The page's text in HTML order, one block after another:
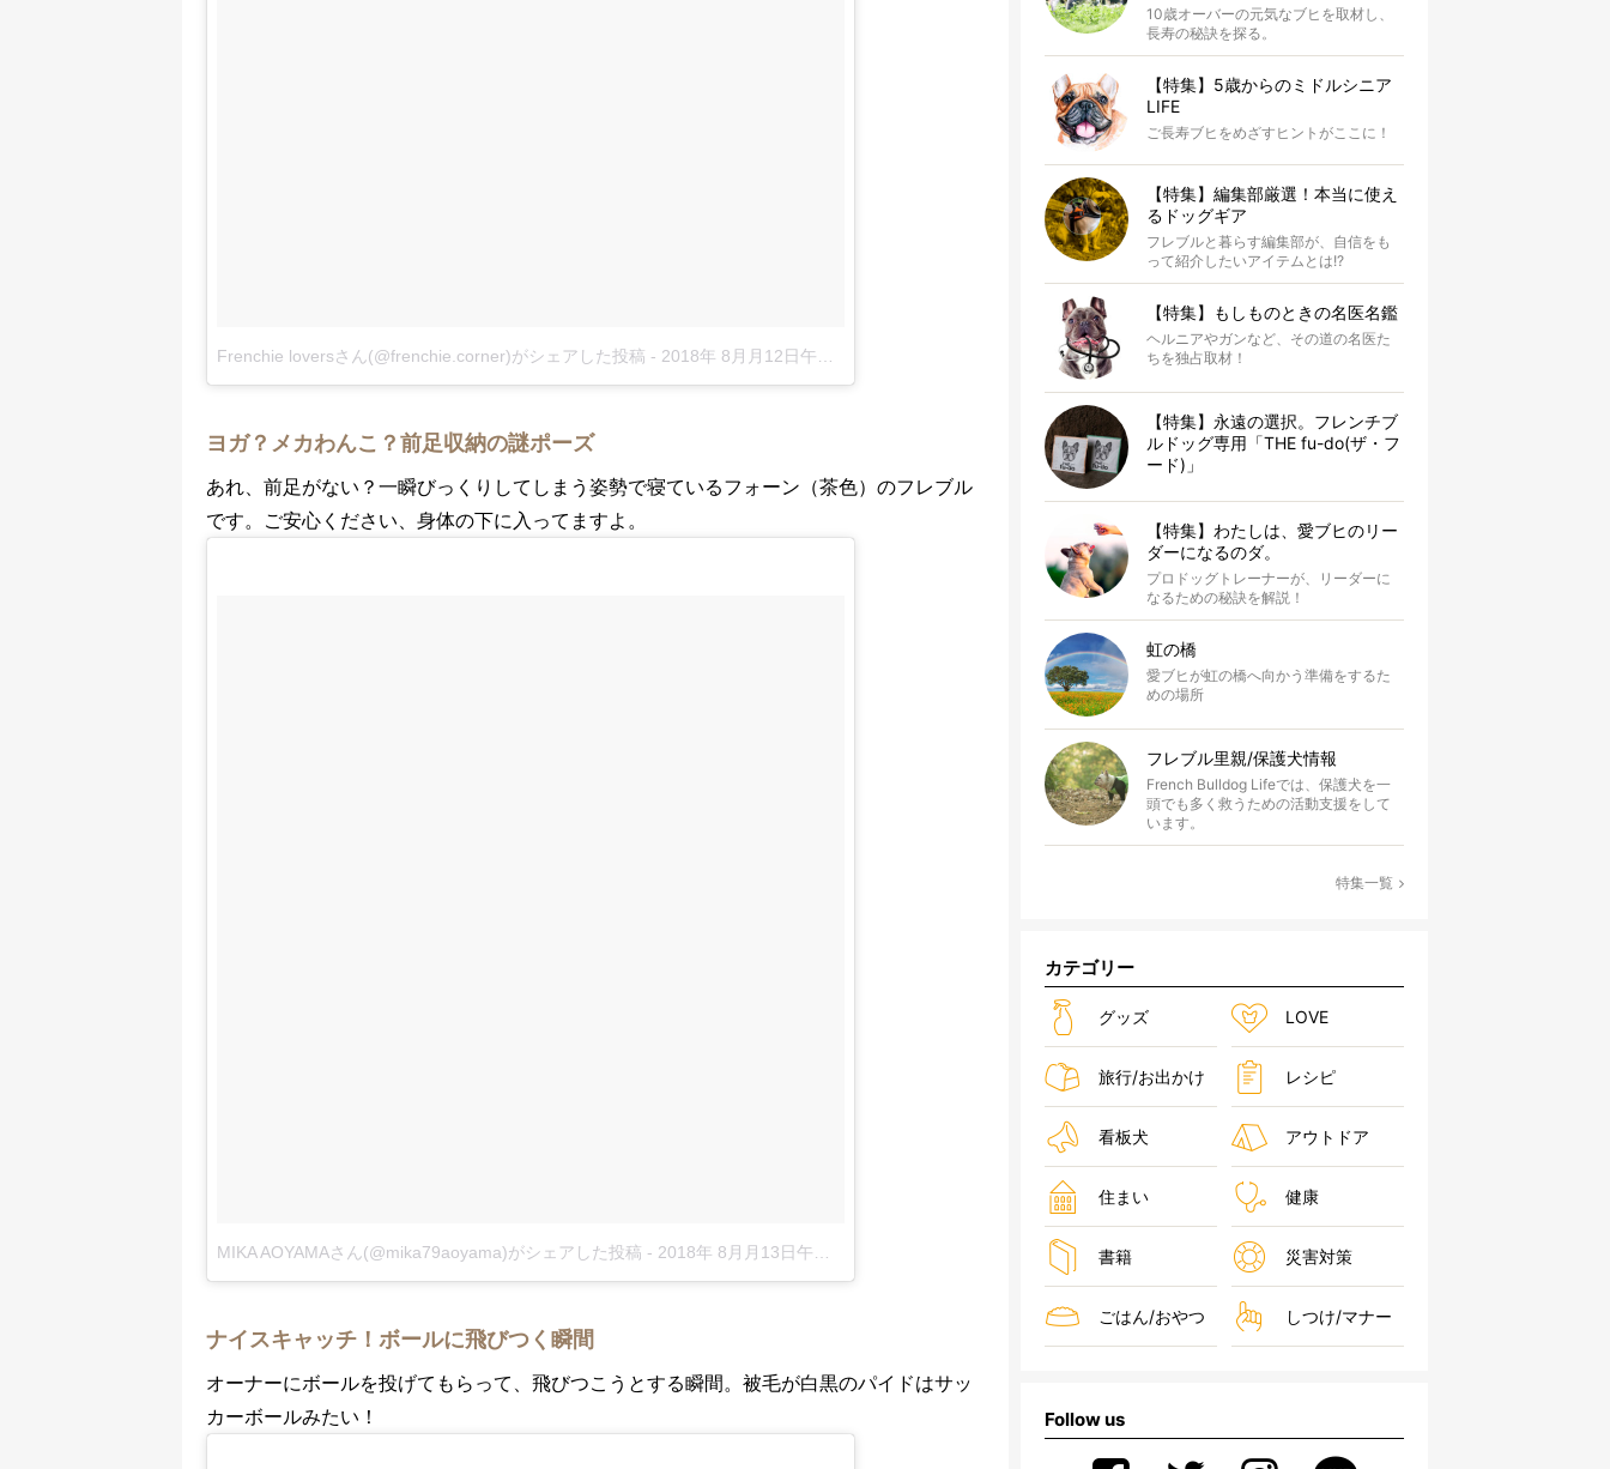
Frenchie loversさん(@frenchie.corner)がシェアした投稿 - 2018年 8月月12日午後12時11分PDT
ヨガ？メカわんこ？前足収納の謎ポーズ
あれ、前足がない？一瞬びっくりしてしまう姿勢で寝ているフォーン（茶色）のフレブル
です。ご安心ください、身体の下に入ってますよ。
MIKA AOYAMAさん(@mika79aoyama)がシェアした投稿 - 2018年 8月月13日午後2時43分PDT
ナイスキャッチ！ボールに飛びつく瞬間
オーナーにボールを投げてもらって、飛びつこうとする瞬間。被毛が白黒のパイドはサッ
カーボールみたい！
10歳オーバーの元気なブヒを取材し、
長寿の秘訣を探る。
【特集】5歳からのミドルシニア
LIFE
ご長寿ブヒをめざすヒントがここに！
【特集】編集部厳選！本当に使え
るドッグギア
フレブルと暮らす編集部が、自信をも
って紹介したいアイテムとは!?
【特集】もしものときの名医名鑑
ヘルニアやガンなど、その道の名医た
ちを独占取材！
【特集】永遠の選択。フレンチブ
ルドッグ専用「THE fu-do(ザ・フ
ード)」
【特集】わたしは、愛ブヒのリー
ダーになるのダ。
プロドッグトレーナーが、リーダーに
なるための秘訣を解説！
虹の橋
愛ブヒが虹の橋へ向かう準備をするた
めの場所
フレブル里親/保護犬情報
French Bulldog Lifeでは、保護犬を一
頭でも多く救うための活動支援をして
います。
特集一覧
カテゴリー
グッズ LOVE
旅行/お出かけ レシピ
看板犬 アウトドア
住まい 健康
書籍 災害対策
ごはん/おやつ しつけ/マナー
Follow us